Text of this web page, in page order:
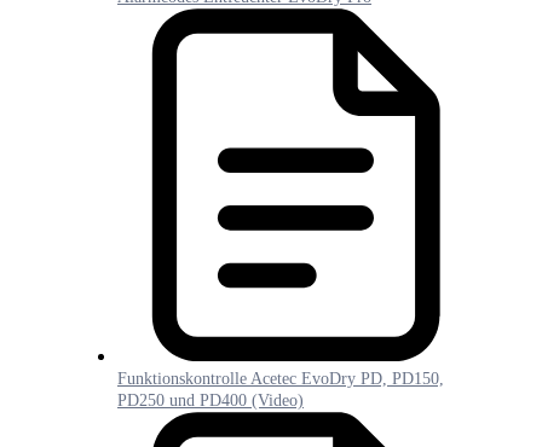
Funktionskontrolle Acetec EvoDry PD, PD150,
PD250 und PD400 (Video)